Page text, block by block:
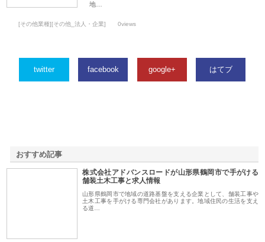
地…
[その他業種][その他_法人・企業] 0views
twitter facebook google+ はてブ
おすすめ記事
株式会社アドバンスロードが山形県鶴岡市で手がける
舗装土木工事と求人情報
山形県鶴岡市で地域の道路基盤を支える企業として、舗装工事や
土木工事を手がける専門会社があります。地域住民の生活を支え
る道…